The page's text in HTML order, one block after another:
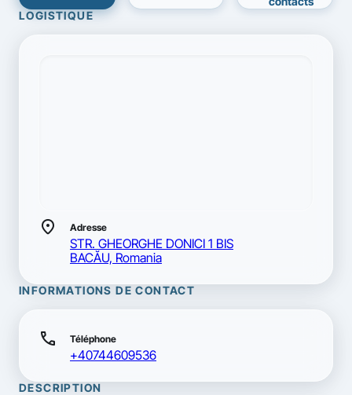
LOGISTIQUE
location_on Adresse
STR. GHEORGHE DONICI 1 BIS
BACĂU, Romania
INFORMATIONS DE CONTACT
call Téléphone
+40744609536
DESCRIPTION